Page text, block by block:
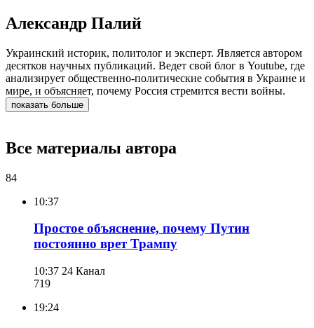
Александр Палий
Украинский историк, политолог и эксперт. Является автором
десятков научных публикаций. Ведет свой блог в Youtube, где
анализирует общественно-политические события в Украине и
мире, и объясняет, почему Россия стремится вести войны.
показать больше
Все материалы автора
84
10:37
Простое объяснение, почему Путин
постоянно врет Трампу
10:37 24 Канал
719
19:24